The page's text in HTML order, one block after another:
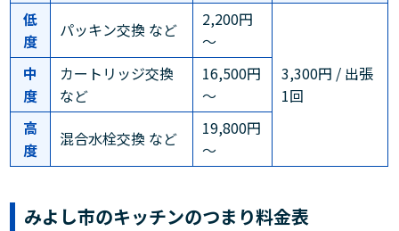
低
度
パッキン交換 など
2,200円
～
3,300円 / 出張
1回
中
度
カートリッジ交換
など
16,500円
～
高
度
混合水栓交換 など
19,800円
～
みよし市のキッチンのつまり料金表